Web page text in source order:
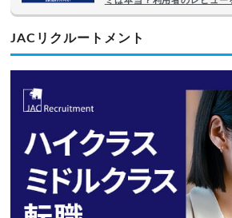
JACリクルートメント